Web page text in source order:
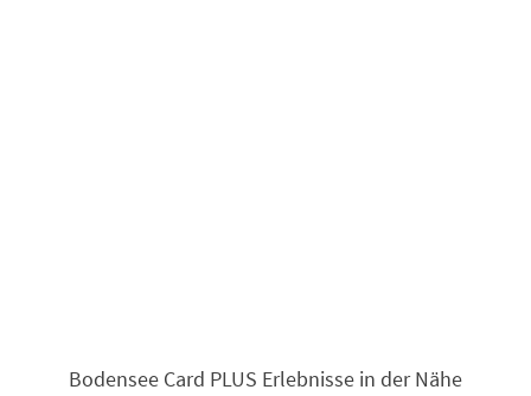
Bodensee Card PLUS Erlebnisse in der Nähe